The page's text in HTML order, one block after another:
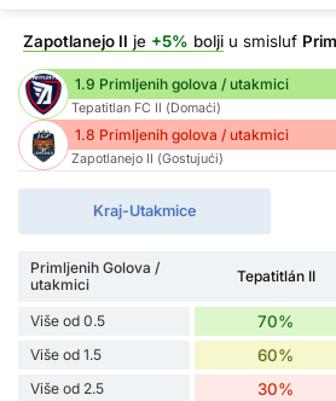
Zapotlanejo II je +5% bolji u smisluf
1.9 Primljenih golova / utakmici
Tepatitlan FC II (Domaći)
1.8 Primljenih golova / utakmici
Zapotlanejo II (Gostujući)
Kraj-Utakmice
Primljenih Golova /
utakmici
Tepatitlán II
Više od 0.5 70%
Više od 1.5 60%
Više od 2.5 30%